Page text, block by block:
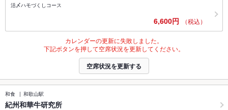
活〆ハモづくしコース
6,600円 （税込）
カレンダーの更新に失敗しました。
下記ボタンを押して空席状況を更新してください。
空席状況を更新する
和食 和歌山駅
紀州和華牛研究所